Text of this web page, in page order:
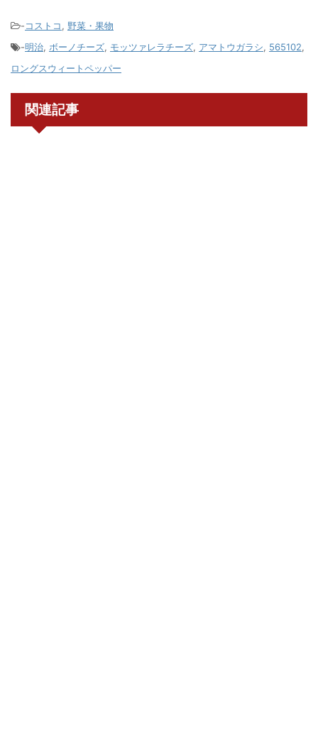
-コストコ, 野菜・果物
-明治, ボーノチーズ, モッツァレラチーズ, アマトウガラシ, 565102,
ロングスウィートペッパー
関連記事